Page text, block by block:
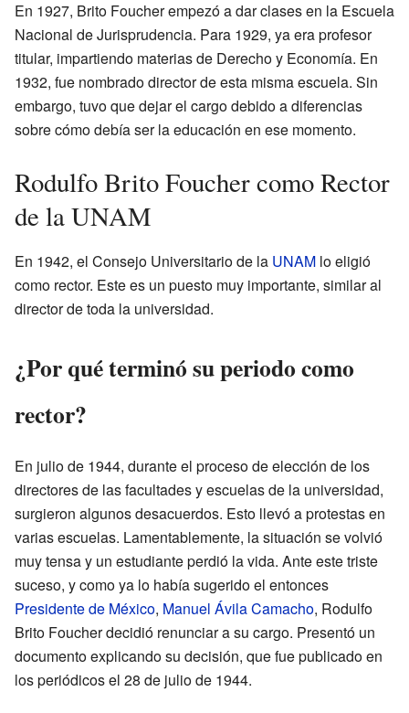
En 1927, Brito Foucher empezó a dar clases en la Escuela
Nacional de Jurisprudencia. Para 1929, ya era profesor
titular, impartiendo materias de Derecho y Economía. En
1932, fue nombrado director de esta misma escuela. Sin
embargo, tuvo que dejar el cargo debido a diferencias
sobre cómo debía ser la educación en ese momento.
Rodulfo Brito Foucher como Rector
de la UNAM
En 1942, el Consejo Universitario de la UNAM lo eligió
como rector. Este es un puesto muy importante, similar al
director de toda la universidad.
¿Por qué terminó su periodo como
rector?
En julio de 1944, durante el proceso de elección de los
directores de las facultades y escuelas de la universidad,
surgieron algunos desacuerdos. Esto llevó a protestas en
varias escuelas. Lamentablemente, la situación se volvió
muy tensa y un estudiante perdió la vida. Ante este triste
suceso, y como ya lo había sugerido el entonces
Presidente de México, Manuel Ávila Camacho, Rodulfo
Brito Foucher decidió renunciar a su cargo. Presentó un
documento explicando su decisión, que fue publicado en
los periódicos el 28 de julio de 1944.